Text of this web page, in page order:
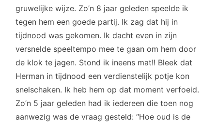
gruwelijke wijze. Zo’n 8 jaar geleden speelde ik
tegen hem een goede partij. Ik zag dat hij in
tijdnood was gekomen. Ik dacht even in zijn
versnelde speeltempo mee te gaan om hem door
de klok te jagen. Stond ik ineens mat!! Bleek dat
Herman in tijdnood een verdienstelijk potje kon
snelschaken. Ik heb hem op dat moment verfoeid.
Zo’n 5 jaar geleden had ik iedereen die toen nog
aanwezig was de vraag gesteld: “Hoe oud is de